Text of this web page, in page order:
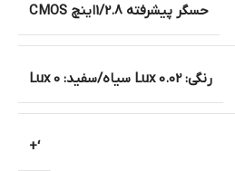
حسگر پیشرفته 1/2.8اینچ CMOS
رنگی: 0.02 Lux سیاه/سفید: 0 Lux
‘+